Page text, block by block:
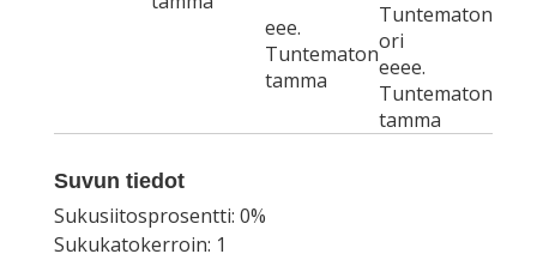
eee.
Tuntematon
tamma
Tuntematon
ori
eeee.
Tuntematon
tamma
Suvun tiedot
Sukusiitosprosentti: 0%
Sukukatokerroin: 1